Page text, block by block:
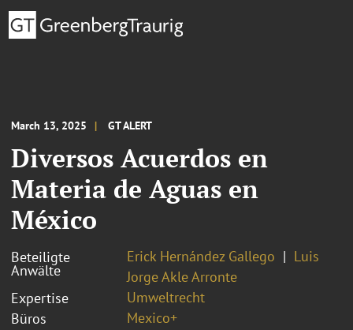
March 13, 2025 GT ALERT
Diversos Acuerdos en
Materia de Aguas en
México
Beteiligte
Anwälte
Erick Hernández Gallego
Luis
Jorge Akle Arronte
Expertise
Umweltrecht
Büros
Mexico+